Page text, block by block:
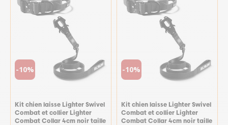
-10%
Kit chien laisse Lighter Swivel
Combat et collier Lighter
Combat Collar 4cm noir taille
-10%
Kit chien laisse Lighter Swivel
Combat et collier Lighter
Combat Collar 4cm noir taille